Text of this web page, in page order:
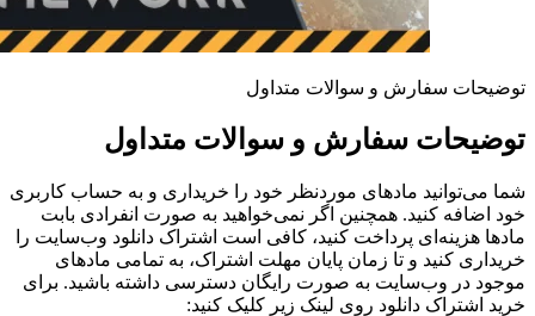
توضیحات سفارش و سوالات متداول
توضیحات سفارش و سوالات متداول
شما می‌توانید مادهای موردنظر خود را خریداری و به حساب کاربری
خود اضافه کنید. همچنین اگر نمی‌خواهید به صورت انفرادی بابت
مادها هزینه‌ای پرداخت کنید، کافی است اشتراک دانلود وب‌سایت را
خریداری کنید و تا زمان پایان مهلت اشتراک، به تمامی مادهای
موجود در وب‌سایت به صورت رایگان دسترسی داشته باشید. برای
خرید اشتراک دانلود روی لینک زیر کلیک کنید: